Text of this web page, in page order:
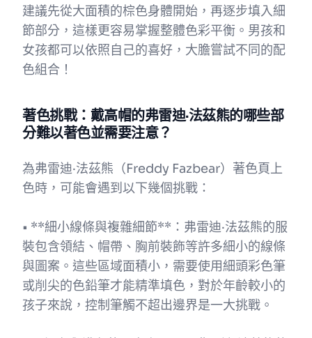
建議先從大面積的棕色身體開始，再逐步填入細
節部分，這樣更容易掌握整體色彩平衡。男孩和
女孩都可以依照自己的喜好，大膽嘗試不同的配
色組合！
著色挑戰：戴高帽的弗雷迪·法茲熊的哪些部
分難以著色並需要注意？
為弗雷迪·法茲熊（Freddy Fazbear）著色頁上
色時，可能會遇到以下幾個挑戰：
• **細小線條與複雜細節**：弗雷迪·法茲熊的服
裝包含領結、帽帶、胸前裝飾等許多細小的線條
與圖案。這些區域面積小，需要使用細頭彩色筆
或削尖的色鉛筆才能精準填色，對於年齡較小的
孩子來說，控制筆觸不超出邊界是一大挑戰。